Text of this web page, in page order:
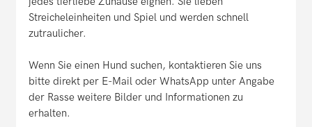
Streicheleinheiten und Spiel und werden schnell
zutraulicher.
Wenn Sie einen Hund suchen, kontaktieren Sie uns
bitte direkt per E-Mail oder WhatsApp unter Angabe
der Rasse weitere Bilder und Informationen zu
erhalten.